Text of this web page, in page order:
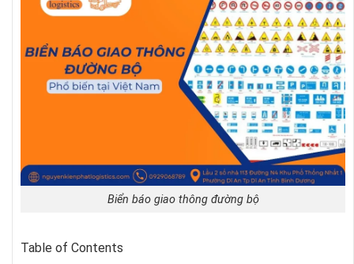
Biển báo giao thông đường bộ
Table of Contents